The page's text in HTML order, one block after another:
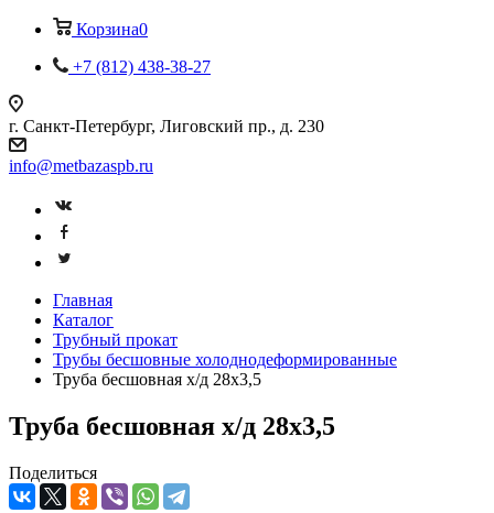
Корзина0
+7 (812) 438-38-27
г. Санкт-Петербург, Лиговский пр., д. 230
info@metbazaspb.ru
Главная
Каталог
Трубный прокат
Трубы бесшовные холоднодеформированные
Труба бесшовная х/д 28х3,5
Труба бесшовная х/д 28х3,5
Поделиться